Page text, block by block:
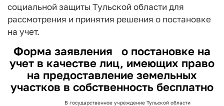
социальной защиты Тульской области для
рассмотрения и принятия решения о постановке
на учет.
Форма заявления
о постановке на
учет в качестве лиц, имеющих право
на предоставление земельных
участков в собственность бесплатно
В государственное учреждение Тульской области